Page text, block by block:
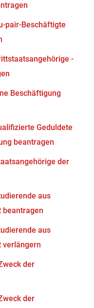
pair-Beschäftigte
-
Beschäftigung
Geduldete
beantragen
der
aus
beantragen
aus
verlängern
der
der